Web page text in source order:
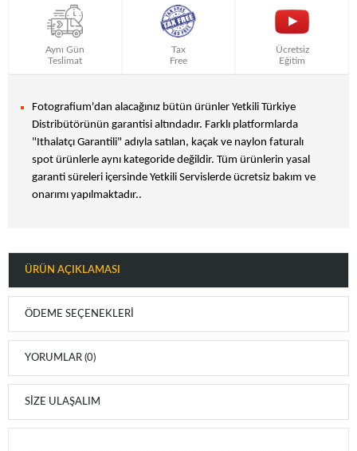
Aynı Gün
Teslimat
Tax
Free
Ücretsiz
Eğitim
Fotografium'dan alacağınız bütün ürünler Yetkili Türkiye
Distribütörünün garantisi altındadır. Farklı platformlarda
"Ithalatçı Garantili" adıyla satılan, kaçak ve naylon faturalı
spot ürünlerle aynı kategoride değildir. Tüm ürünlerin yasal
garanti süreleri içersinde Yetkili Servislerde ücretsiz bakım ve
onarımı yapılmaktadır..
ÜRÜN AÇIKLAMASI
ÖDEME SEÇENEKLERI
YORUMLAR (0)
SIZE ULAŞALIM